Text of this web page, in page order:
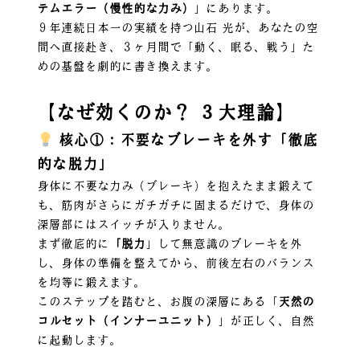
テムエラー（慢性的な力み）
」にあります。
９年連続日本一の実績を持つ山石 光が、あなたの空
間へ直接赴き、３ヶ月間で「動く、眠る、戦う」た
めの基盤を劇的に書き換えます。
【なぜ効くのか？ ３大理論】
核心①：不要なブレーキを外す「徹底
的な脱力」
身体に不要な力み（ブレーキ）を抱えたまま鍛えて
も、筋肉がさらにガチガチに固まるだけで、身体の
深層部にはスイッチが入りません。
まず徹底的に
「脱力 」して無意識のブレーキを外
し、身体の準備を整えてから、前後左右のバランス
を均等に鍛えます。
このステップを踏むと、お腹の深層にある「天然の
コルセット（インナーユニット）
」が正しく、自然
に起動します。